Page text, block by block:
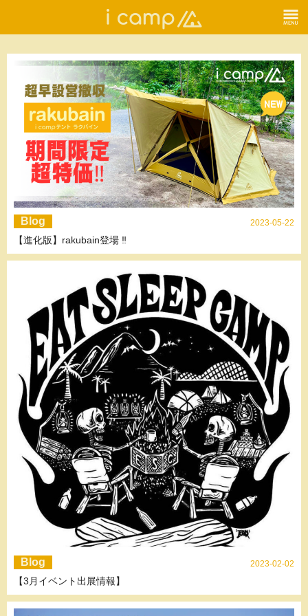
Blog 2023-05-22
【進化版】rakubain登場 ‼
Blog 2023-02-02
【3月イベント出展情報】